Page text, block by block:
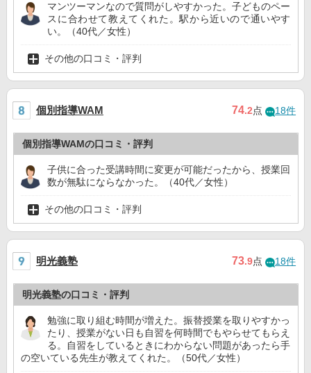
マンツーマンなので質問がしやすかった。子どものペー
スに合わせて教えてくれた。駅から近いので通いやす
い。（40代／女性）
その他の口コミ・評判
個別指導WAM 74.2点 18件
個別指導WAMの口コミ・評判
子供に合った受講時間に変更が可能だったから、授業回
数が無駄にならなかった。（40代／女性）
その他の口コミ・評判
明光義塾 73.9点 18件
明光義塾の口コミ・評判
勉強に取り組む時間が増えた。振替授業を取りやすかっ
たり、授業がない日も自習を何時間でもやらせてもらえ
る。自習をしているときにわからない問題があったら手
の空いている先生が教えてくれた。（50代／女性）